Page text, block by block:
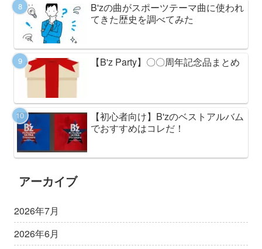
B'zの曲がスポーツテーマ曲に使われ
てきた歴史を調べてみた
【B'z Party】〇〇周年記念品まとめ
【初心者向け】B'zのベストアルバム
でおすすめはコレだ！
アーカイブ
2026年7月
2026年6月